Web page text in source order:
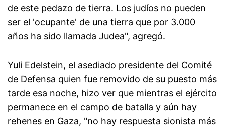
de este pedazo de tierra. Los judíos no pueden
ser el 'ocupante' de una tierra que por 3.000
años ha sido llamada Judea", agregó.
Yuli Edelstein, el asediado presidente del Comité
de Defensa quien fue removido de su puesto más
tarde esa noche, hizo ver que mientras el ejército
permanece en el campo de batalla y aún hay
rehenes en Gaza, "no hay respuesta sionista más